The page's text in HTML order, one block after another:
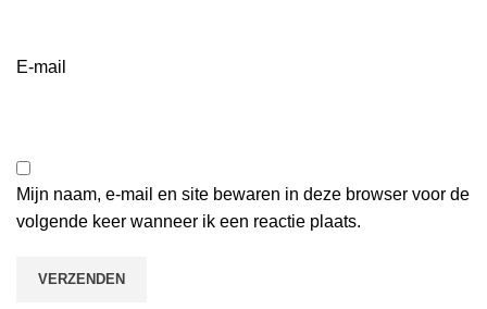
E-mail
Mijn naam, e-mail en site bewaren in deze browser voor de
volgende keer wanneer ik een reactie plaats.